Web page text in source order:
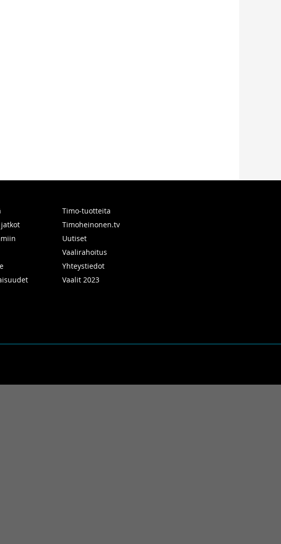
Timo-tuotteita
Timoheinonen.tv
Uutiset
Vaalirahoitus
Yhteystiedot
Vaalit 2023